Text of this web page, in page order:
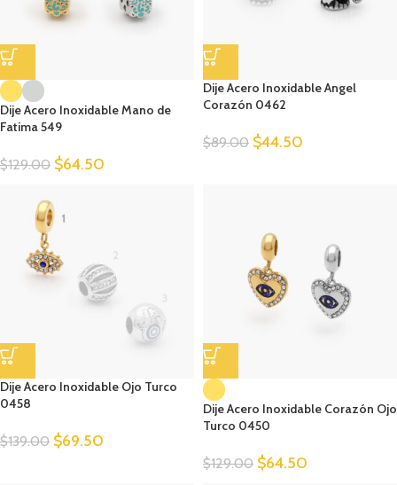
Dije Acero Inoxidable Mano de
Fatima 549
$129.00 $64.50
Dije Acero Inoxidable Angel
Corazón 0462
$89.00 $44.50
Dije Acero Inoxidable Ojo Turco
0458
$139.00 $69.50
Dije Acero Inoxidable Corazón Ojo
Turco 0450
$129.00 $64.50